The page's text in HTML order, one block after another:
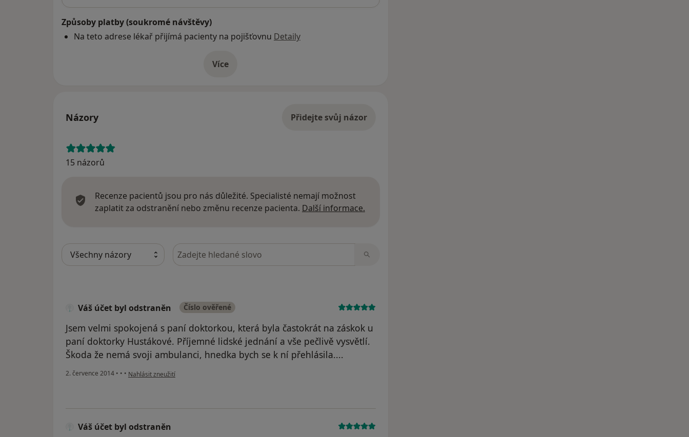
Způsoby platby (soukromé návštěvy)
Na teto adrese lékař přijímá pacienty na pojišťovnu Detaily
Víceo adrese
Názory Přidejte svůj názor
15 názorů
Recenze pacientů jsou pro nás důležité. Specialisté nemají možnost
zaplatit za odstranění nebo změnu recenze pacienta. Další informace.
Hledejte v názorech
Váš účet byl odstraněn Číslo ověřené
Jsem velmi spokojená s paní doktorkou, která byla častokrát na záskok u
paní doktorky Hustákové. Příjemné lidské jednání a vše pečlivě vysvětlí.
Škoda že nemá svoji ambulanci, hnedka bych se k ní přehlásila....
2. července 2014 • • • podle názoru uživatele Váš účet byl odstraněn
Nahlásit zneužití
Váš účet byl odstraněn